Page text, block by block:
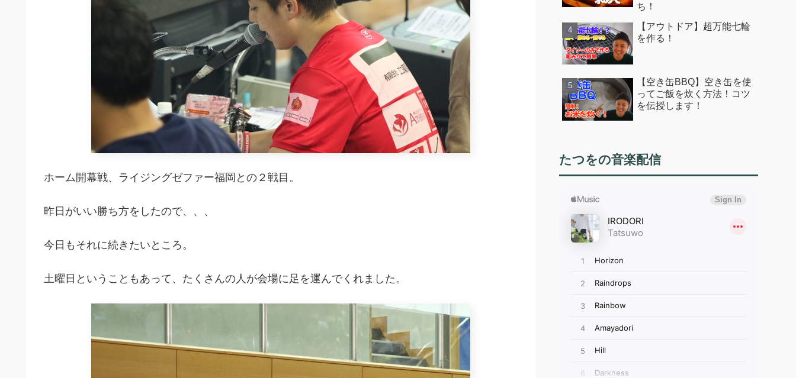
ホーム開幕戦、ライジングゼファー福岡との２戦目。
昨日がいい勝ち方をしたので、、、
今日もそれに続きたいところ。
土曜日ということもあって、たくさんの人が会場に足を運んでくれました。
ち！
【アウトドア】超万能七輪
を作る！
【空き缶BBQ】空き缶を使
ってご飯を炊く方法！コツ
を伝授します！
たつをの音楽配信